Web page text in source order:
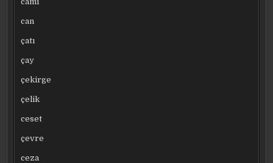
can
çatı
çay
çekirge
çelik
ceset
çevre
ceza